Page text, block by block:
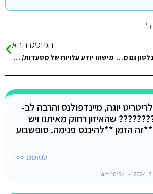
מישהו יודע אם במלון נלסון גם מקבלים את האגרה בחזרה
הפוסט הבא
מישהו יודע עלויות של מסעדות/ ארוחות בטאבה? מומלצות? כמה כסף מומלץ לקחת ל-3 ימים? פעם ראשונה שם
יוגה, מיינדפולנס והרבה לב-
שהאיזון רחוק מאיתנו ויש
הזמן **להיכנס פנימה. סופשבוע
לפוסט >>